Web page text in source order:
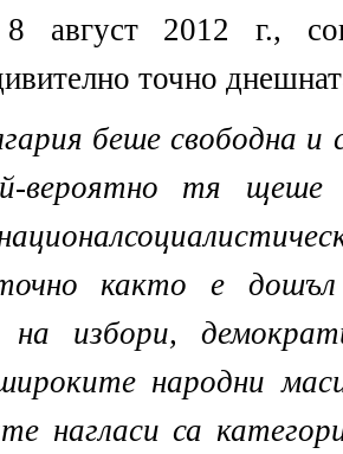
август2012 г.,
точно
беше свободна и
вероятно тя
както е
избори,
народни
нагласи са